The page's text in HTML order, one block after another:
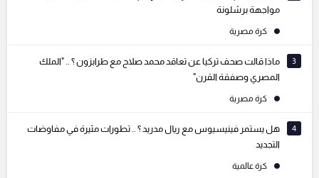
مواجهة برشلونة
كرة مصرية
3
ماذا قالت صحف تركيا عن تعاقد محمد صلاح مع طرابزون ؟ .. "الملك
المصري وصفقة القرن"
كرة مصرية
4
هل يستمر فينيسيوس مع ريال مدريد ؟ .. تطورات مثيرة في مفاوضات
التجديد
كرة عالمية